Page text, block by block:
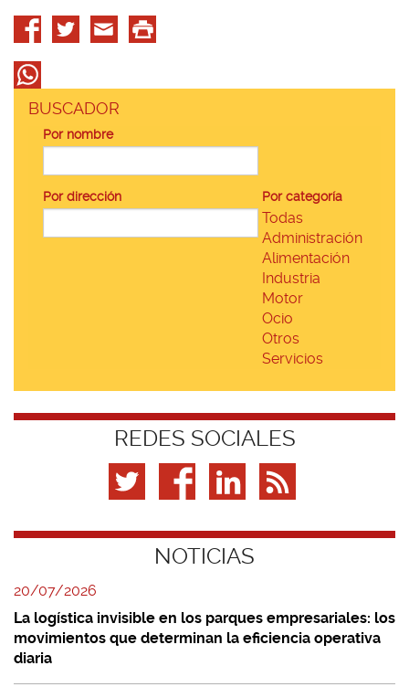
BUSCADOR
Por nombre
Por dirección Por categoría
Todas
Administración
Alimentación
Industria
Motor
Ocio
Otros
Servicios
REDES SOCIALES
NOTICIAS
20/07/2026
La logística invisible en los parques empresariales: los
movimientos que determinan la eficiencia operativa
diaria